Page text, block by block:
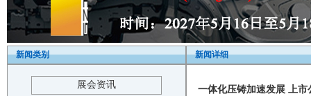
新闻类别
展会资讯
新闻详细
一体化压铸加速发展 上